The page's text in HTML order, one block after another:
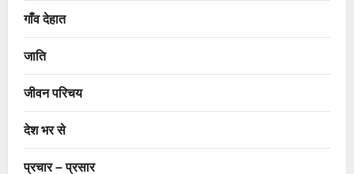
गाँव देहात
जाति
जीवन परिचय
देश भर से
प्रचार – प्रसार